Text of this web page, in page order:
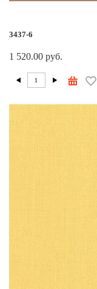
3437-6
1 520.00 руб.